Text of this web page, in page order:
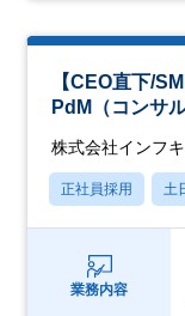
【CEO直下/
PdM（コンサ
株式会社インフ
正社員採用 土
業務内容